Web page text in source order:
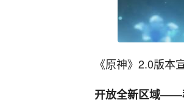
《原神》2.0版本
开放全新区域——